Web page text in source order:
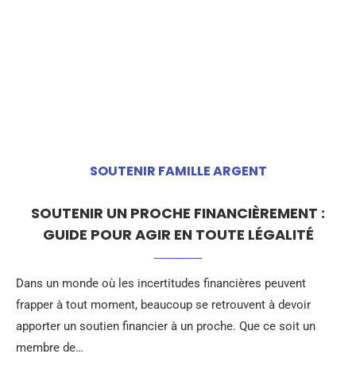
SOUTENIR FAMILLE ARGENT
SOUTENIR UN PROCHE FINANCIÈREMENT :
GUIDE POUR AGIR EN TOUTE LÉGALITÉ
Dans un monde où les incertitudes financières peuvent
frapper à tout moment, beaucoup se retrouvent à devoir
apporter un soutien financier à un proche. Que ce soit un
membre de…